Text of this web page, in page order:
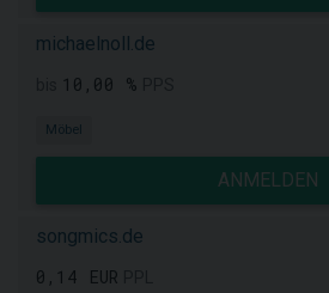
michaelnoll.de
10,00 %
Möbel
ANMELDEN
songmics.de
0,14 EUR